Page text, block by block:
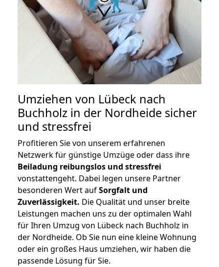
Umziehen von Lübeck nach
Buchholz in der Nordheide sicher
und stressfrei
Profitieren Sie von unserem erfahrenen
Netzwerk für günstige Umzüge oder dass ihre
Beiladung reibungslos und stressfrei
vonstattengeht. Dabei legen unsere Partner
besonderen Wert aufSorgfalt und
Zuverlässigkeit. Die Qualität und unser breite
Leistungen machen uns zu der optimalen Wahl
für Ihren Umzug von Lübeck nach Buchholz in
der Nordheide. Ob Sie nun eine kleine Wohnung
oder ein großes Haus umziehen, wir haben die
passende Lösung für Sie.